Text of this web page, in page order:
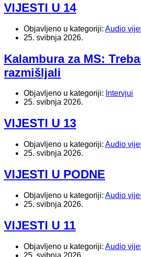
VIJESTI U 14
Objavljeno u kategoriji: Audio
25. svibnja 2026.
Kalambura za MS:
razmišljali
Objavljeno u kategoriji: Intervjui
25. svibnja 2026.
VIJESTI U 13
Objavljeno u kategoriji: Audio
25. svibnja 2026.
VIJESTI U PODNE
Objavljeno u kategoriji: Audio
25. svibnja 2026.
VIJESTI U 11
Objavljeno u kategoriji: Audio
25. svibnja 2026.